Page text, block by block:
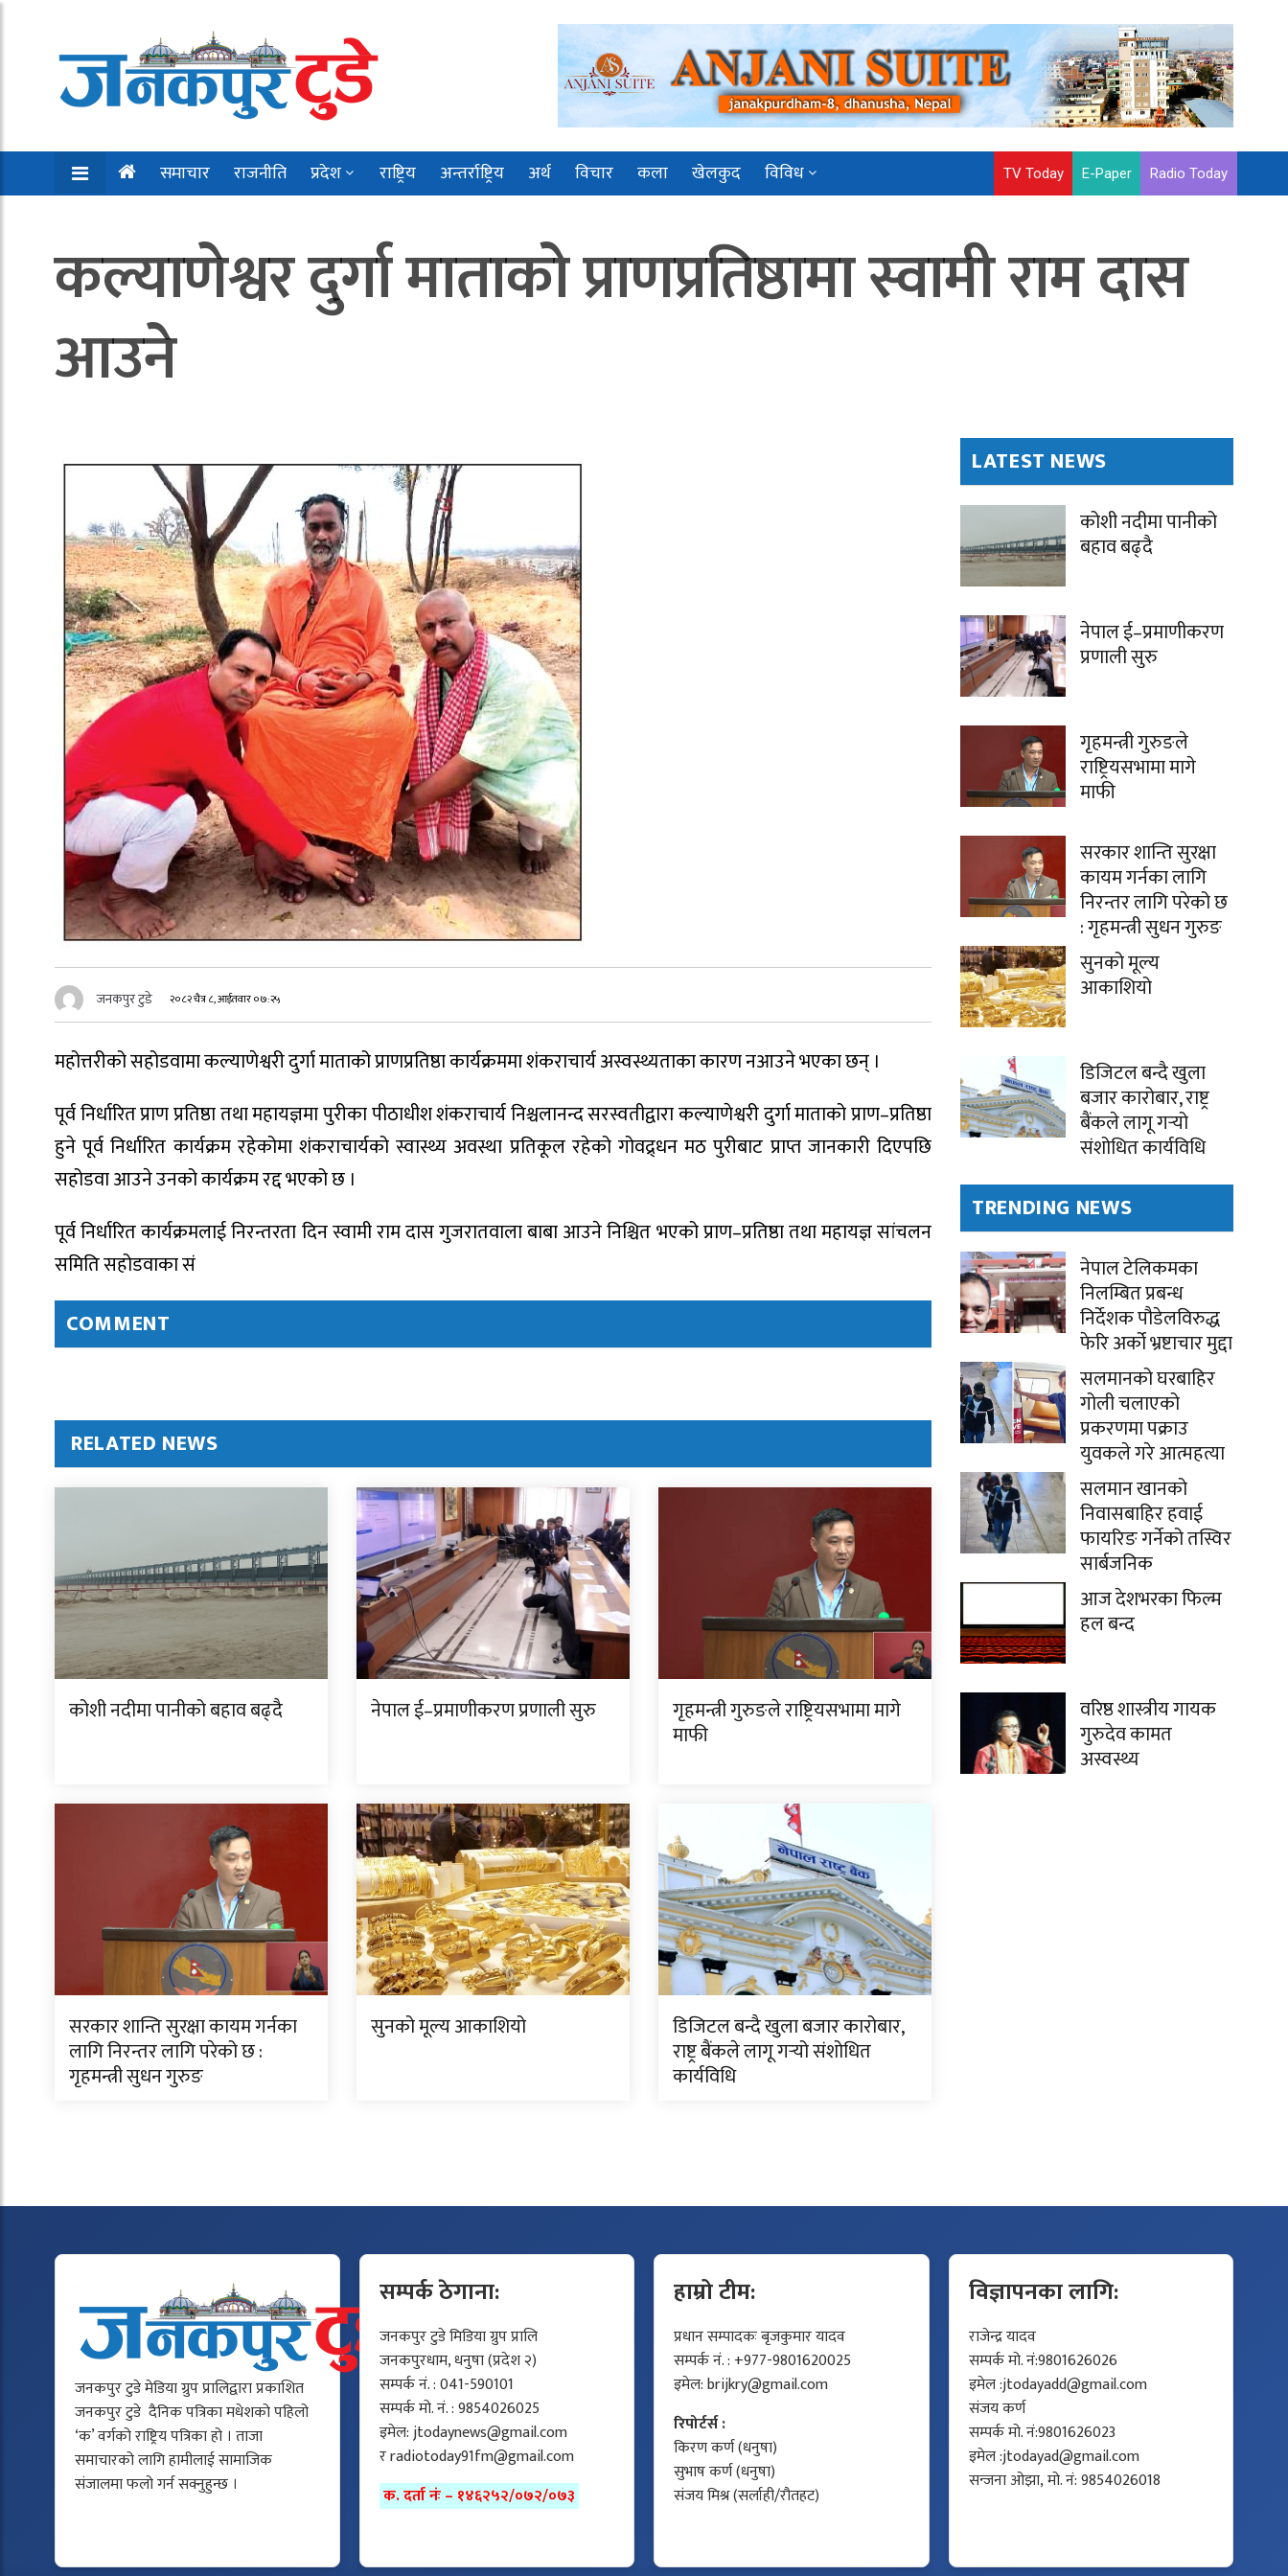
समाचार राजनीति प्रदेश राष्ट्रिय अन्तर्राष्ट्रिय अर्थ विचार कला खेलकुद विविध TV Today E-Paper Radio Today
कल्याणेश्वर दुर्गा माताको प्राणप्रतिष्ठामा स्वामी राम दास
आउने
जनकपुर टुडे २०८२ चैत्र ८, आईतवार ०७:२५
महोत्तरीको सहोडवामा कल्याणेश्वरी दुर्गा माताको प्राणप्रतिष्ठा कार्यक्रममा शंकराचार्य अस्वस्थ्यताका कारण नआउने भएका छन् ।
पूर्व निर्धारित प्राण प्रतिष्ठा तथा महायज्ञमा पुरीका पीठाधीश शंकराचार्य निश्चलानन्द सरस्वतीद्वारा कल्याणेश्वरी दुर्गा माताको प्राण–प्रतिष्ठा
हुने पूर्व निर्धारित कार्यक्रम रहेकोमा शंकराचार्यको स्वास्थ्य अवस्था प्रतिकूल रहेको गोवद्र्धन मठ पुरीबाट प्राप्त जानकारी दिएपछि
सहोडवा आउने उनको कार्यक्रम रद्द भएको छ ।
पूर्व निर्धारित कार्यक्रमलाई निरन्तरता दिन स्वामी राम दास गुजरातवाला बाबा आउने निश्चित भएको प्राण–प्रतिष्ठा तथा महायज्ञ सांचलन
समिति सहोडवाका सं
COMMENT
RELATED NEWS
कोशी नदीमा पानीको बहाव बढ्दै नेपाल ई–प्रमाणीकरण प्रणाली सुरु गृहमन्त्री गुरुङले राष्ट्रियसभामा मागे
माफी
सरकार शान्ति सुरक्षा कायम गर्नका
लागि निरन्तर लागि परेको छ :
गृहमन्त्री सुधन गुरुङ
सुनको मूल्य आकाशियो डिजिटल बन्दै खुला बजार कारोबार,
राष्ट्र बैंकले लागू गर्‍यो संशोधित
कार्यविधि
LATEST NEWS
कोशी नदीमा पानीको
बहाव बढ्दै
नेपाल ई–प्रमाणीकरण
प्रणाली सुरु
गृहमन्त्री गुरुङले
राष्ट्रियसभामा मागे
माफी
सरकार शान्ति सुरक्षा
कायम गर्नका लागि
निरन्तर लागि परेको छ
: गृहमन्त्री सुधन गुरुङ
सुनको मूल्य
आकाशियो
डिजिटल बन्दै खुला
बजार कारोबार, राष्ट्र
बैंकले लागू गर्‍यो
संशोधित कार्यविधि
TRENDING NEWS
नेपाल टेलिकमका
निलम्बित प्रबन्ध
निर्देशक पौडेलविरुद्ध
फेरि अर्को भ्रष्टाचार मुद्दा
सलमानको घरबाहिर
गोली चलाएको
प्रकरणमा पक्राउ
युवकले गरे आत्महत्या
सलमान खानको
निवासबाहिर हवाई
फायरिङ गर्नेको तस्विर
सार्बजनिक
आज देशभरका फिल्म
हल बन्द
वरिष्ठ शास्त्रीय गायक
गुरुदेव कामत
अस्वस्थ्य
जनकपुर टुडे मेडिया ग्रुप प्रालिद्वारा प्रकाशित
जनकपुर टुडे दैनिक पत्रिका मधेशको पहिलो
‘क’ वर्गको राष्ट्रिय पत्रिका हो । ताजा
समाचारको लागि हामीलाई सामाजिक
संजालमा फलो गर्न सक्नुहुन्छ ।
सम्पर्क ठेगाना:
जनकपुर टुडे मिडिया ग्रुप प्रालि
जनकपुरधाम, धनुषा (प्रदेश २)
सम्पर्क नं. : 041-590101
सम्पर्क मो. नं. : 9854026025
इमेल:jtodaynews@gmail.com
रradiotoday91fm@gmail.com
क. दर्ता नंः – १४६२५२/०७२/०७३
हाम्रो टीम:
प्रधान सम्पादकः बृजकुमार यादव
सम्पर्क नं. : +977-9801620025
इमेल:brijkry@gmail.com
रिपोर्टर्स :
किरण कर्ण (धनुषा)
सुभाष कर्ण (धनुषा)
संजय मिश्र (सर्लाही/रौतहट)
विज्ञापनका लागि:
राजेन्द्र यादव
सम्पर्क मो. नं:9801626026
इमेल :jtodayadd@gmail.com
संजय कर्ण
सम्पर्क मो. नं:9801626023
इमेल :jtodayad@gmail.com
सन्जना ओझा, मो. नं: 9854026018